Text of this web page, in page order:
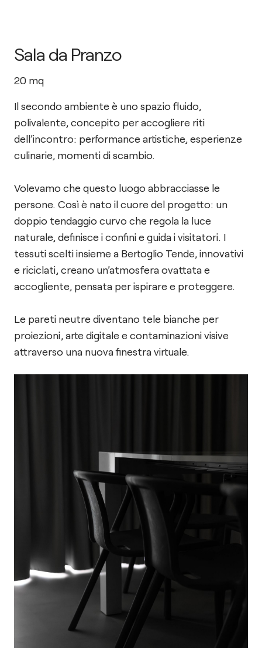
Sala da Pranzo
20 mq
Il secondo ambiente è uno spazio fluido,
polivalente, concepito per accogliere riti
dell’incontro: performance artistiche, esperienze
culinarie, momenti di scambio.
Volevamo che questo luogo abbracciasse le
persone. Così è nato il cuore del progetto: un
doppio tendaggio curvo che regola la luce
naturale, definisce i confini e guida i visitatori. I
tessuti scelti insieme a Bertoglio Tende, innovativi
e riciclati, creano un’atmosfera ovattata e
accogliente, pensata per ispirare e proteggere.
Le pareti neutre diventano tele bianche per
proiezioni, arte digitale e contaminazioni visive
attraverso una nuova finestra virtuale.